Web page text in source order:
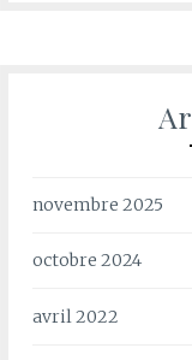
novembre 2025
octobre 2024
avril 2022